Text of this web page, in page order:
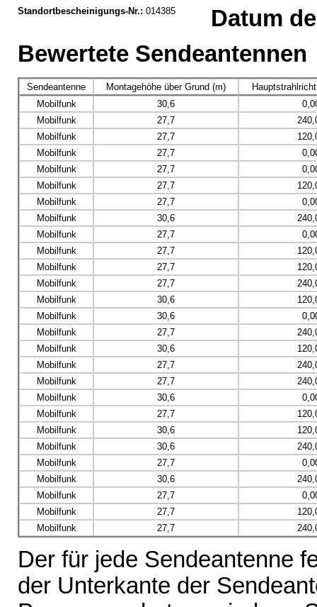
Standortbescheinigungs-Nr.: 014385
Datum
Bewertete Sendeantennen
Sendeantenne Montagehöhe über Grund (m)
Mobilfunk
30,6
Mobilfunk
27,7
Mobilfunk
27,7
Mobilfunk
27,7
Mobilfunk
27,7
Mobilfunk
27,7
Mobilfunk
27,7
Mobilfunk
30,6
Mobilfunk
27,7
Mobilfunk
27,7
Mobilfunk
27,7
Mobilfunk
27,7
Mobilfunk
30,6
Mobilfunk
30,6
Mobilfunk
27,7
Mobilfunk
30,6
Mobilfunk
27,7
Mobilfunk
27,7
Mobilfunk
30,6
Mobilfunk
27,7
Mobilfunk
30,6
Mobilfunk
30,6
Mobilfunk
27,7
Mobilfunk
30,6
Mobilfunk
27,7
Mobilfunk
27,7
Mobilfunk
27,7
Der für jede Sendeantenne
der Unterkante der